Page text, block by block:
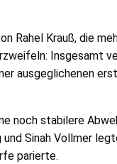
Rahel Krauß, die
Insgesamt
ausgeglichenen
noch stabilere
Sinah Vollmer
parierte.